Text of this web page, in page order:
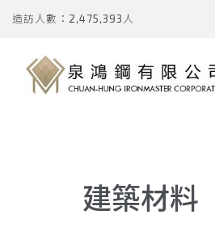
造訪人數：2,475,393人
建築材料